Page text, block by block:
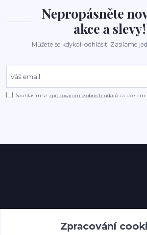
Nepropásněte
akce a slevy!
Můžete se kdykoli odhlásit. Zasíláme
Souhlasím se zpracováním osobních údajů za účelem
Zpracování